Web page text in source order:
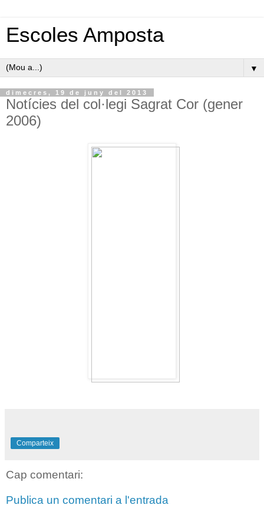
Escoles Amposta
▼
dimecres, 19 de juny del 2013
Notícies del col·legi Sagrat Cor (gener
2006)
Comparteix
Cap comentari:
Publica un comentari a l'entrada